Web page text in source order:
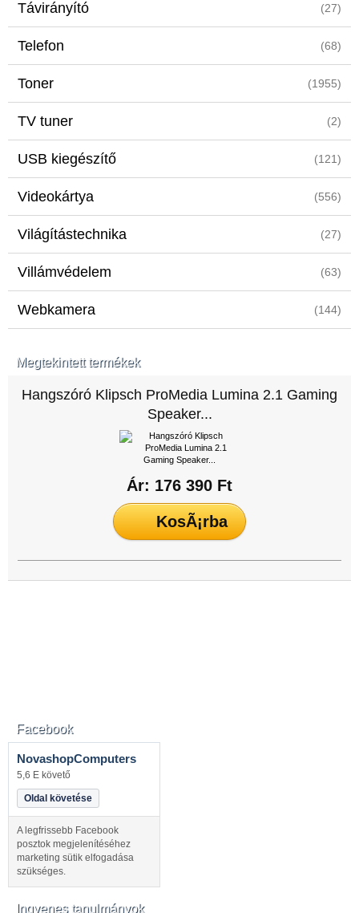
Távirányító (27)
Telefon (68)
Toner (1955)
TV tuner (2)
USB kiegészítő (121)
Videokártya (556)
Világítástechnika (27)
Villámvédelem (63)
Webkamera (144)
Megtekintett termékek
Hangszóró Klipsch ProMedia Lumina 2.1 Gaming
Speaker...
Ár: 176 390 Ft
Facebook
NovashopComputers
5,6 E követő
Oldal követése
A legfrissebb Facebook
posztok megjelenítéséhez
marketing sütik elfogadása
szükséges.
Ingyenes tanulmányok